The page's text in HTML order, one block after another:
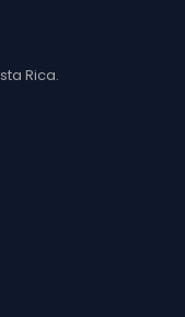
Rica.